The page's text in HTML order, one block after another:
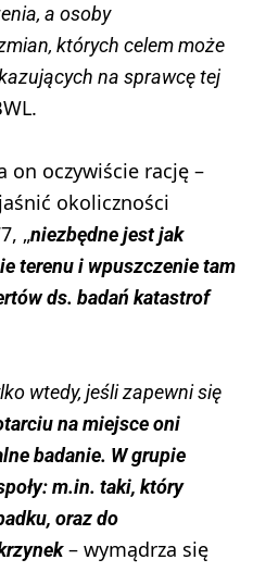
a osoby
których celem może
na sprawcę tej
on oczywiście rację –
okoliczności
„niezbędne jest jak
terenu i wpuszczenie tam
ds. badań katastrof
wtedy, jeśli zapewni się
na miejsce oni
badanie. W grupie
m.in. taki, który
oraz do
– wymądrza się